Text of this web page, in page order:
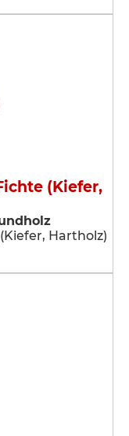
(Kiefer,
Hartholz)